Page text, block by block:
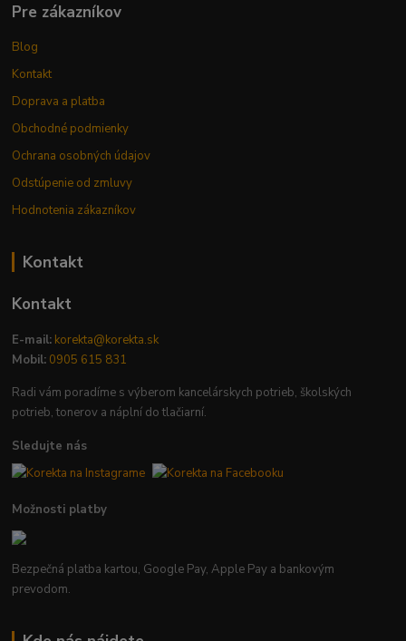
Pre zákazníkov
Blog
Kontakt
Doprava a platba
Obchodné podmienky
Ochrana osobných údajov
Odstúpenie od zmluvy
Hodnotenia zákazníkov
Kontakt
Kontakt
E-mail: korekta@korekta.sk
Mobil: 0905 615 831
Radi vám poradíme s výberom kancelárskych potrieb, školských
potrieb, tonerov a náplní do tlačiarní.
Sledujte nás
Možnosti platby
Bezpečná platba kartou, Google Pay, Apple Pay a bankovým
prevodom.